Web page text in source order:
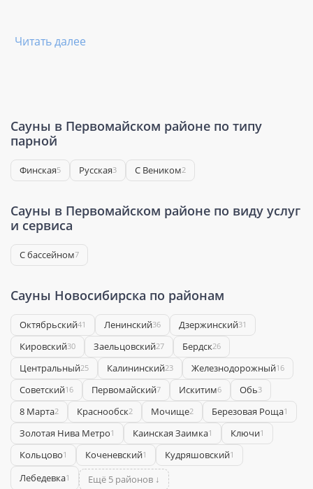
Читать далее
Сауны в Первомайском районе по типу
парной
Финская5 Русская3 С Веником2
Сауны в Первомайском районе по виду услуг
и сервиса
С бассейном7
Сауны Новосибирска по районам
Октябрьский41 Ленинский36 Дзержинский31
Кировский30 Заельцовский27 Бердск26
Центральный25 Калининский23 Железнодорожный16
Советский16 Первомайский7 Искитим6 Обь3
8 Марта2 Краснообск2 Мочище2 Березовая Роща1
Золотая Нива Метро1 Каинская Заимка1 Ключи1
Кольцово1 Коченевский1 Кудряшовский1
Лебедевка1 Ещё 5 районов ↓